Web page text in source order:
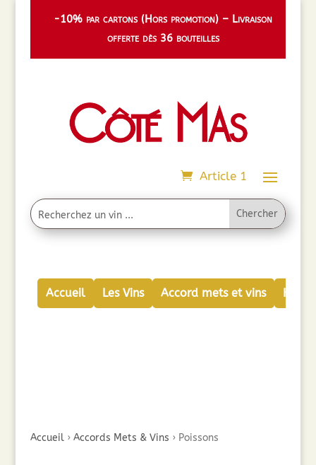
-10% par cartons (Hors promotion) – Livraison
offerte dès 36 bouteilles
Article 1
Accueil Les Vins Accord mets et vins
Accueil› Accords Mets & Vins › Poissons